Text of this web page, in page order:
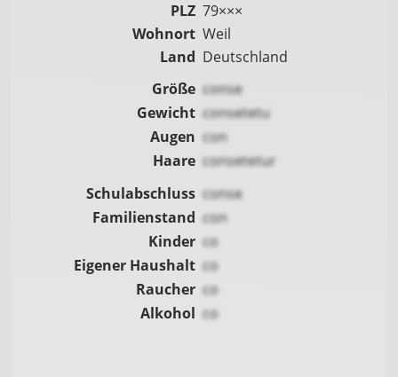
PLZ 79×××
Wohnort Weil
Land Deutschland
Größe conse
Gewicht consetetu
Augen con
Haare consetetur
Schulabschluss conse
Familienstand con
Kinder co
Eigener Haushalt co
Raucher co
Alkohol co